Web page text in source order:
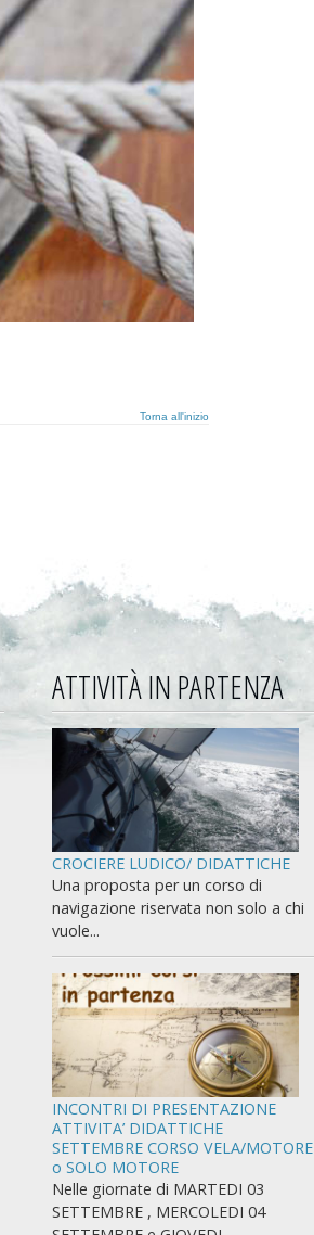
Torna all'inizio
ATTIVITÀ IN PARTENZA
CROCIERE LUDICO/ DIDATTICHE
Una proposta per un corso di
navigazione riservata non solo a chi
vuole...
INCONTRI DI PRESENTAZIONE
ATTIVITA’ DIDATTICHE
SETTEMBRE CORSO VELA/MOTORE
o SOLO MOTORE
Nelle giornate di MARTEDI 03
SETTEMBRE , MERCOLEDI 04